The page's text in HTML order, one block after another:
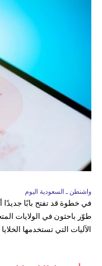
واشنطن ـ السعودية اليوم
في خطوة قد تفتح بابًا جديدًا
طوّر باحثون في الولايات
الآليات التي تستخدمها